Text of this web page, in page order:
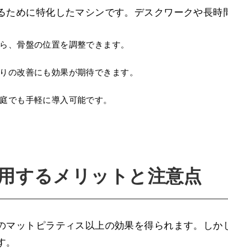
ために特化したマシンです。デスクワークや長
、骨盤の位置を調整できます。
の改善にも効果が期待できます。
でも手軽に導入可能です。
するメリットと注意点
マットピラティス以上の効果を得られます。し